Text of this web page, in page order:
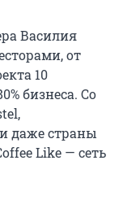
Василия
от
10
бизнеса. Со
даже страны
Like — сеть